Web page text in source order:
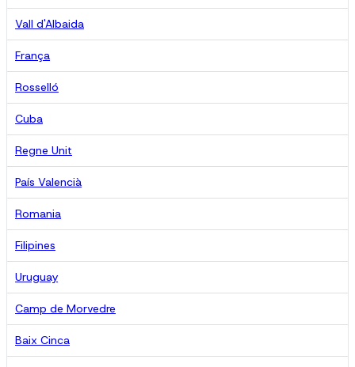
Vall d'Albaida
França
Rosselló
Cuba
Regne Unit
País Valencià
Romania
Filipines
Uruguay
Camp de Morvedre
Baix Cinca